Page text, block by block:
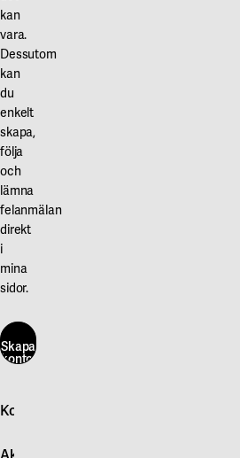
kan
vara.
Dessutom
kan
du
enkelt
skapa,
följa
och
lämna
felanmälan
direkt
i
mina
sidor.
Skapa
konto
här
Kontakta oss